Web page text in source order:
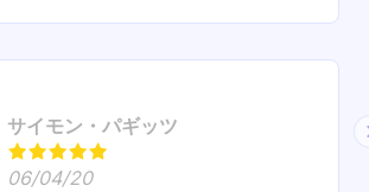
サイモン・パギッツ
06/04/20